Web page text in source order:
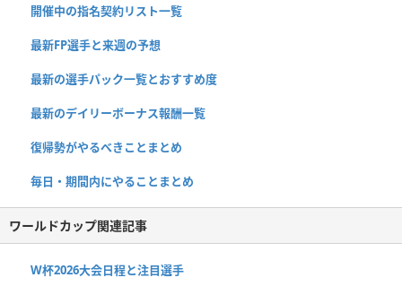
開催中の指名契約リスト一覧
最新FP選手と来週の予想
最新の選手パック一覧とおすすめ度
最新のデイリーボーナス報酬一覧
復帰勢がやるべきことまとめ
毎日・期間内にやることまとめ
ワールドカップ関連記事
W杯2026大会日程と注目選手